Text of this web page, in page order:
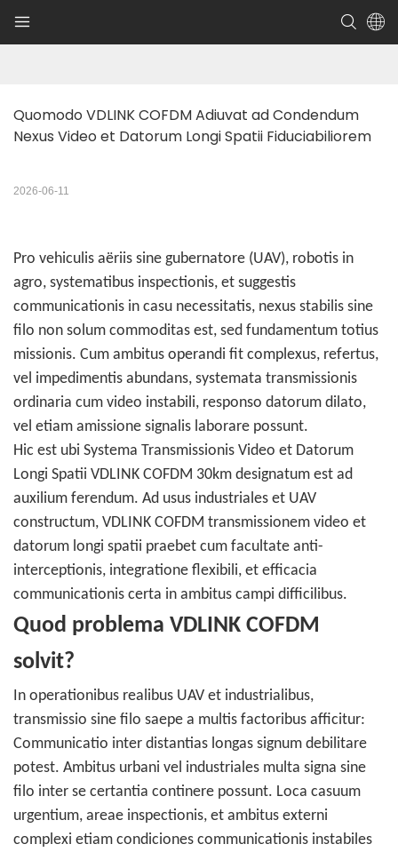
Quomodo VDLINK COFDM Adiuvat ad Condendum
Nexus Video et Datorum Longi Spatii Fiduciabiliorem
2026-06-11
Pro vehiculis aëriis sine gubernatore (UAV), robotis in
agro, systematibus inspectionis, et suggestis
communicationis in casu necessitatis, nexus stabilis sine
filo non solum commoditas est, sed fundamentum totius
missionis. Cum ambitus operandi fit complexus, refertus,
vel impedimentis abundans, systemata transmissionis
ordinaria cum video instabili, responso datorum dilato,
vel etiam amissione signalis laborare possunt.
Hic est ubi Systema Transmissionis Video et Datorum
Longi Spatii VDLINK COFDM 30km designatum est ad
auxilium ferendum. Ad usus industriales et UAV
constructum, VDLINK COFDM transmissionem video et
datorum longi spatii praebet cum facultate anti-
interceptionis, integratione flexibili, et efficacia
communicationis certa in ambitus campi difficilibus.
Quod problema VDLINK COFDM
solvit?
In operationibus realibus UAV et industrialibus,
transmissio sine filo saepe a multis factoribus afficitur:
Communicatio inter distantias longas signum debilitare
potest. Ambitus urbani vel industriales multa signa sine
filo inter se certantia continere possunt. Loca casuum
urgentium, areae inspectionis, et ambitus externi
complexi etiam condiciones communicationis instabiles